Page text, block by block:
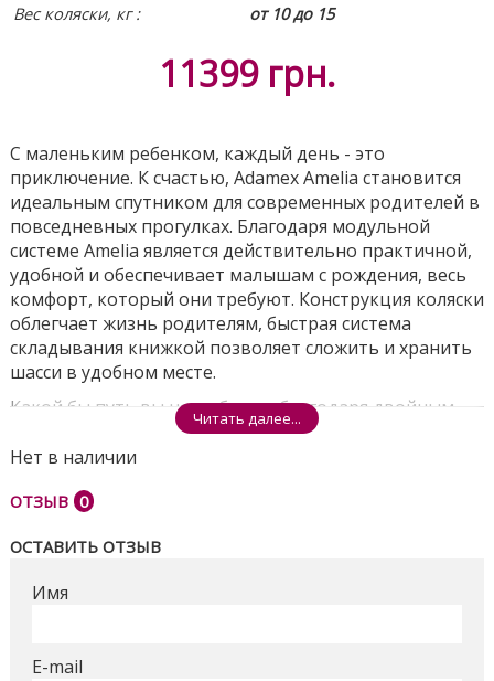
Вес коляски, кг :
от 10 до 15
11399 грн.
С маленьким ребенком, каждый день - это
приключение. К счастью, Adamex Amelia становится
идеальным спутником для современных родителей в
повседневных прогулках. Благодаря модульной
системе Amelia является действительно практичной,
удобной и обеспечивает малышам с рождения, весь
комфорт, который они требуют. Конструкция коляски
облегчает жизнь родителям, быстрая система
складывания книжкой позволяет сложить и хранить
шасси в удобном месте.
Какой бы путь вы не выбрали, благодаря двойным
амортизаторам и поворотным колесам Adamex
Amelia имеет плавный ход даже по неровной
родителей и комфортной для отдыха ребенка.
Новорожденный ребенок будет уютно себя
матрасом и оптимальной циркуляцией воздуха.
избежать перегрева тела в жаркую погоду. Большой
Читать далее...
Нет в наличии
ОТЗЫВ 0
ОСТАВИТЬ ОТЗЫВ
Имя
E-mail